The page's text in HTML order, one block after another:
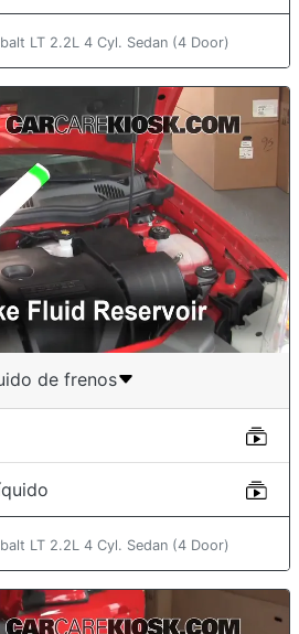
LT 2.2L 4 Cyl. Sedan (4 Door)
de frenos
LT 2.2L 4 Cyl. Sedan (4 Door)